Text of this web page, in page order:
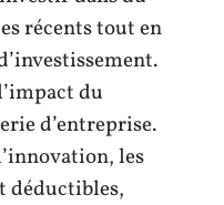
récents tout en
du
d’entreprise.
les
déductibles,